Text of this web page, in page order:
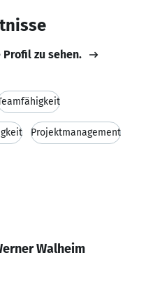
Profil zu sehen.
Projektmanagement
Walheim